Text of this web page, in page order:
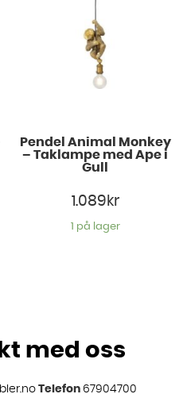
Pendel Animal Monkey
– Taklampe med Ape i
Gull
1.089 kr
1 på lager
med oss
Telefon 67904700